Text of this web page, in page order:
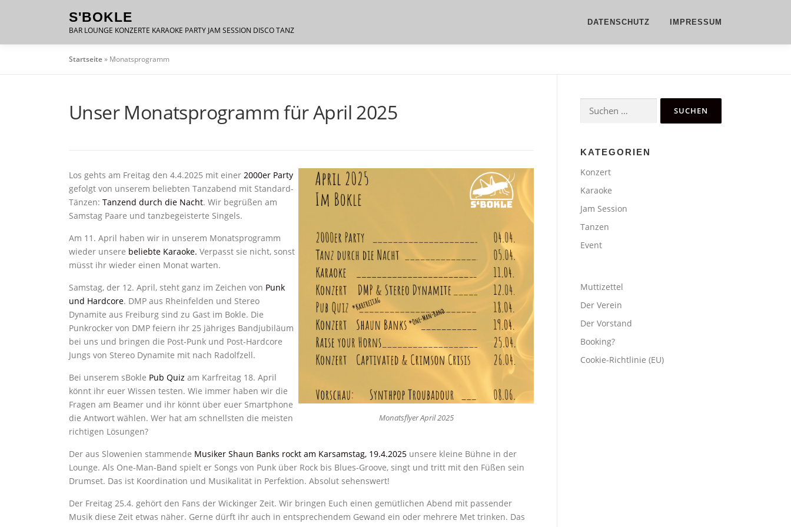
S'BOKLE
BAR LOUNGE KONZERTE KARAOKE PARTY JAM SESSION DISCO TANZ
DATENSCHUTZ IMPRESSUM
Startseite» Monatsprogramm
Unser Monatsprogramm für April 2025
Monatsflyer April 2025
Los gehts am Freitag den 4.4.2025 mit einer 2000er Party
gefolgt von unserem beliebten Tanzabend mit Standard-
Tänzen: Tanzend durch die Nacht. Wir begrüßen am
Samstag Paare und tanzbegeisterte Singels.
Am 11. April haben wir in unserem Monatsprogramm
wieder unsere beliebte Karaoke. Verpasst sie nicht, sonst
müsst ihr wieder einen Monat warten.
Samstag, der 12. April, steht ganz im Zeichen von Punk
und Hardcore. DMP aus Rheinfelden und Stereo
Dynamite aus Freiburg sind zu Gast im Bokle. Die
Punkrocker von DMP feiern ihr 25 jähriges Bandjubiläum
bei uns und bringen die Post-Punk und Post-Hardcore
Jungs von Stereo Dynamite mit nach Radolfzell.
Bei unserem sBokle Pub Quiz am Karfreitag 18. April
könnt ihr euer Wissen testen. Wie immer haben wir die
Fragen am Beamer und ihr könnt über euer Smartphone
die Antwort wählen. Wer hat am schnellsten die meisten
richtigen Lösungen?
Der aus Slowenien stammende Musiker Shaun Banks rockt am Karsamstag, 19.4.2025 unsere kleine Bühne in der
Lounge. Als One-Man-Band spielt er Songs von Punk über Rock bis Blues-Groove, singt und tritt mit den Füßen sein
Drumset. Das ist Koordination und Musikalität in Perfektion. Absolut sehenswert!
Der Freitag 25.4. gehört den Fans der Wickinger Zeit. Wir bringen Euch einen gemütlichen Abend mit passender
Musik diese Zeit etwas näher. Gerne dürft ihr auch in entsprechendem Gewand ein oder mehrere Met trinken. Das
Suchen
nach:
KATEGORIEN
Konzert
Karaoke
Jam Session
Tanzen
Event
Muttizettel
Der Verein
Der Vorstand
Booking?
Cookie-Richtlinie (EU)